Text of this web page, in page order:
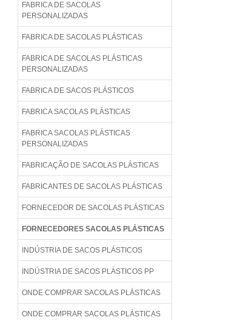
FABRICA DE SACOLAS
PERSONALIZADAS
FABRICA DE SACOLAS PLÁSTICAS
FABRICA DE SACOLAS PLÁSTICAS
PERSONALIZADAS
FABRICA DE SACOS PLÁSTICOS
FABRICA SACOLAS PLÁSTICAS
FABRICA SACOLAS PLÁSTICAS
PERSONALIZADAS
FABRICAÇÃO DE SACOLAS PLÁSTICAS
FABRICANTES DE SACOLAS PLÁSTICAS
FORNECEDOR DE SACOLAS PLÁSTICAS
FORNECEDORES SACOLAS PLÁSTICAS
INDÚSTRIA DE SACOS PLÁSTICOS
INDÚSTRIA DE SACOS PLÁSTICOS PP
ONDE COMPRAR SACOLAS PLÁSTICAS
ONDE COMPRAR SACOLAS PLÁSTICAS